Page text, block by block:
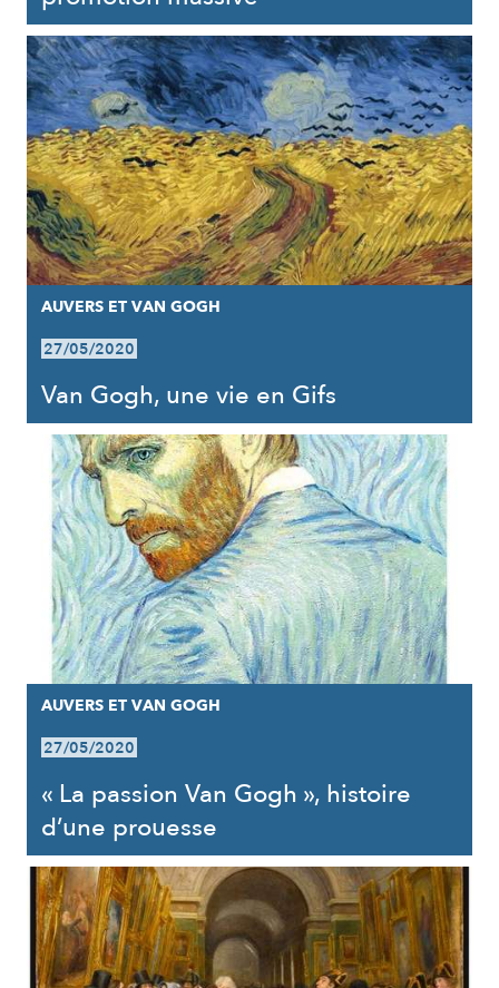
AUVERS ET VAN GOGH
27/05/2020
Van Gogh, une vie en Gifs
AUVERS ET VAN GOGH
27/05/2020
« La passion Van Gogh », histoire
d’une prouesse